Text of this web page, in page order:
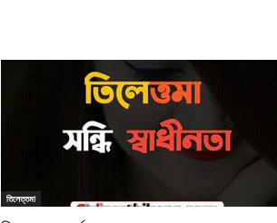
তিলেত্তমা